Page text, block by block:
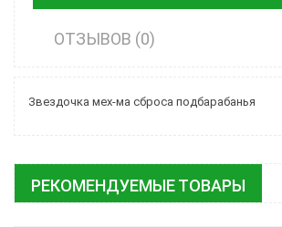
ОТЗЫВОВ (0)
Звездочка мех-ма сброса подбарабанья
РЕКОМЕНДУЕМЫЕ ТОВАРЫ